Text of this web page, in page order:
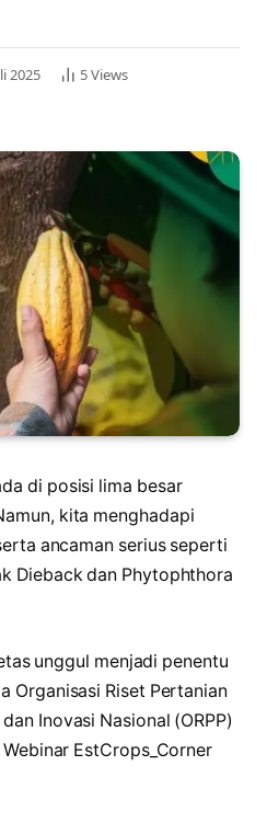
2025 5Views
di posisi lima besar
kita menghadapi
ancaman serius seperti
Dieback dan Phytophthora
unggul menjadi penentu
Organisasi Riset Pertanian
Inovasi Nasional (ORPP)
EstCrops_Corner